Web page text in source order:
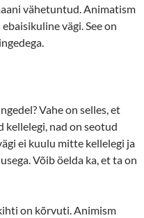
vähetuntud. Animatism
vägi. See on
Vahe on selles, et
kellelegi, nad on seotud
ei kuulu mitte kellelegi ja
Võib öelda ka, et ta on
on kõrvuti. Animism